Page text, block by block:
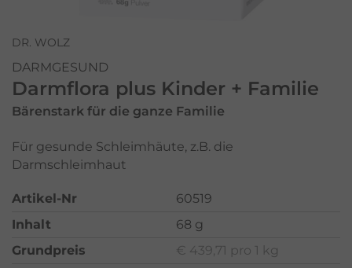
DR. WOLZ
DARMGESUND
Darmflora plus Kinder + Familie
Bärenstark für die ganze Familie
Für gesunde Schleimhäute, z.B. die
Darmschleimhaut
Artikel-Nr
60519
Inhalt
68 g
Grundpreis
€ 439,71 pro 1 kg